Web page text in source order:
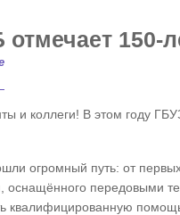
150-
и коллеги! В этом году
огромный путь: от
оснащённого передовыми
квалифицированную